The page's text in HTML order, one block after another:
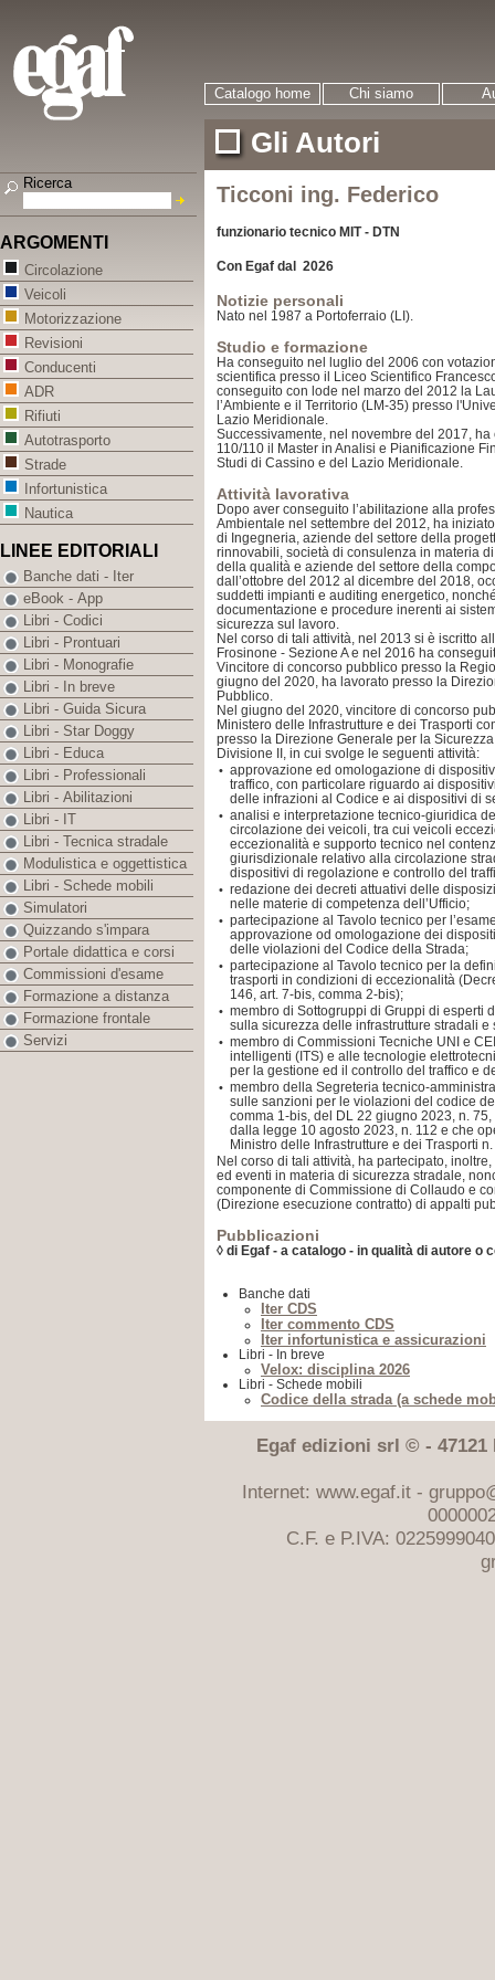
Catalogo home Chi siamo
Gli Autori
Ticconi ing. Federico
funzionario tecnico MIT - DTN
Con Egaf dal 2026
Notizie personali
Nato nel 1987 a Portoferraio (LI).
Studio e formazione
Ha conseguito nel luglio del 2006 con
scientifica presso il Liceo Scientifico
conseguito con lode nel marzo del 2012 la
l’Ambiente e il Territorio (LM-35) presso
Lazio Meridionale.
Successivamente, nel novembre del 2017,
110/110 il Master in Analisi e Pianificazione
Studi di Cassino e del Lazio Meridionale.
Attività lavorativa
Dopo aver conseguito l’abilitazione alla
Ambientale nel settembre del 2012, ha
di Ingegneria, aziende del settore della
rinnovabili, società di consulenza in materia
della qualità e aziende del settore della
dall’ottobre del 2012 al dicembre del 2018,
suddetti impianti e auditing energetico,
documentazione e procedure inerenti ai
sicurezza sul lavoro.
Nel corso di tali attività, nel 2013 si è iscritto
Frosinone - Sezione A e nel 2016 ha
Vincitore di concorso pubblico presso la
giugno del 2020, ha lavorato presso la
Pubblico.
Nel giugno del 2020, vincitore di concorso
Ministero delle Infrastrutture e dei Trasporti
presso la Direzione Generale per la
Divisione II, in cui svolge le seguenti attività:
• approvazione ed omologazione di
traffico, con particolare riguardo ai
delle infrazioni al Codice e ai dispositivi di
• analisi e interpretazione tecnico-giuridica
circolazione dei veicoli, tra cui veicoli
eccezionalità e supporto tecnico nel
giurisdizionale relativo alla circolazione
dispositivi di regolazione e controllo del
• redazione dei decreti attuativi delle
nelle materie di competenza dell’Ufficio;
• partecipazione al Tavolo tecnico per
approvazione od omologazione dei
delle violazioni del Codice della Strada;
• partecipazione al Tavolo tecnico per la
trasporti in condizioni di eccezionalità
146, art. 7-bis, comma 2-bis);
• membro di Sottogruppi di Gruppi di esperti
sulla sicurezza delle infrastrutture stradali
• membro di Commissioni Tecniche UNI e
intelligenti (ITS) e alle tecnologie
per la gestione ed il controllo del traffico e
• membro della Segreteria tecnico-
sulle sanzioni per le violazioni del codice
comma 1-bis, del DL 22 giugno 2023, n.
dalla legge 10 agosto 2023, n. 112 e che
Ministro delle Infrastrutture e dei Trasporti
Nel corso di tali attività, ha partecipato,
ed eventi in materia di sicurezza stradale,
componente di Commissione di Collaudo e
(Direzione esecuzione contratto) di appalti
Pubblicazioni
◊ di Egaf - a catalogo - in qualità di autore o
Banche dati
Iter CDS
Iter commento CDS
Iter infortunistica e assicurazioni
Libri - In breve
Velox: disciplina 2026
Libri - Schede mobili
Codice della strada (a schede
Egaf edizioni srl © - 47121
Internet: www.egaf.it -
C.F. e P.IVA:
Ricerca
ARGOMENTI
Circolazione
Veicoli
Motorizzazione
Revisioni
Conducenti
ADR
Rifiuti
Autotrasporto
Strade
Infortunistica
Nautica
LINEE EDITORIALI
Banche dati - Iter
eBook - App
Libri - Codici
Libri - Prontuari
Libri - Monografie
Libri - In breve
Libri - Guida Sicura
Libri - Star Doggy
Libri - Educa
Libri - Professionali
Libri - Abilitazioni
Libri - IT
Libri - Tecnica stradale
Modulistica e oggettistica
Libri - Schede mobili
Simulatori
Quizzando s'impara
Portale didattica e corsi
Commissioni d'esame
Formazione a distanza
Formazione frontale
Servizi